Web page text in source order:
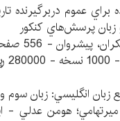
براي عموم دربرگيرنده
پرسش‌هاي كنكور
سعيد